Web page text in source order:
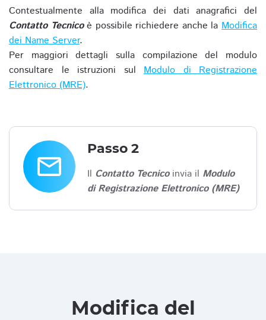
Contestualmente alla modifica dei dati anagrafici del
Contatto Tecnicoè possibile richiedere anche laModifica
dei Name Server.
Per maggiori dettagli sulla compilazione del modulo
consultare le istruzioni sul Modulo di Registrazione
Elettronico (MRE).
email
Passo 2
Il Contatto Tecnicoinvia il Modulo
di Registrazione Elettronico (MRE)
Modifica del